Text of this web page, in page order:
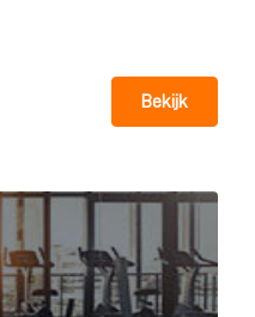
Bekijk